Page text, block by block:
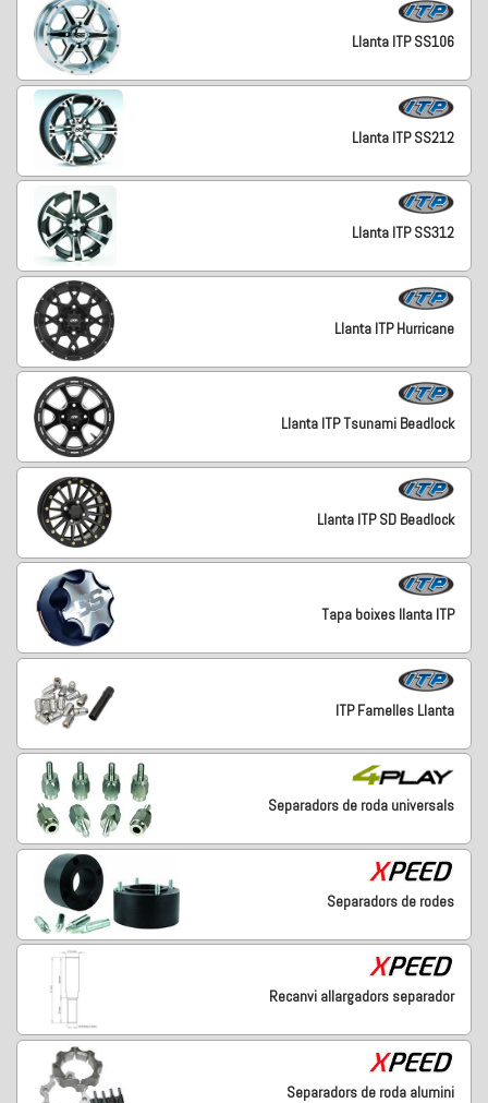
Llanta ITP SS106
Llanta ITP SS212
Llanta ITP SS312
Llanta ITP Hurricane
Llanta ITP Tsunami Beadlock
Llanta ITP SD Beadlock
Tapa boixes llanta ITP
ITP Famelles Llanta
Separadors de roda universals
Separadors de rodes
Recanvi allargadors separador
Separadors de roda alumini